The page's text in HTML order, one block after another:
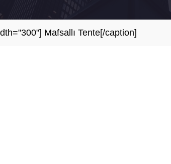
Mafsallı Tente[/caption]